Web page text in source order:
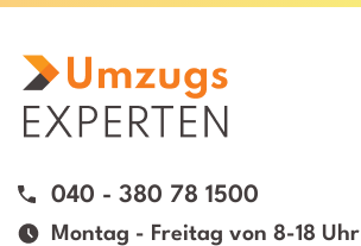
040 - 380 78 1500
Montag - Freitag von 8-18 Uhr